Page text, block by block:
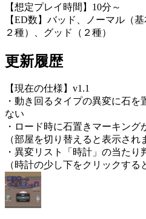
【想定プレイ時間】10分～
【ED数】バッド、ノーマル（
２種）、グッド（２種）
更新履歴
【現在の仕様】v1.1
・動き回るタイプの異変に石
ない
・ロード時に石置きマーキング
（部屋を切り替えると表示され
・異変リスト「時計」の当たり
（時計の少し下をクリックする